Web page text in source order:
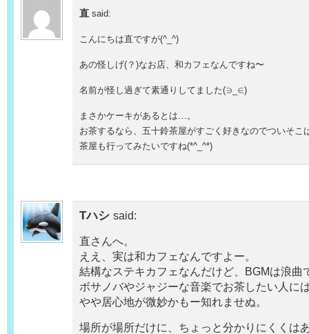
直 said:
こんにちは直ですが(^_^)
あの怪しげ(？)なお店、和カフェなんですね〜
名前が怪し過ぎて素通りしてました(∋_∈)
まさかケーキがあるとは…。
お茶するなら、五十鈴茶屋がすごく好きなのでついそこ
茶屋も行ってみたいですね(*^_^*)
Tハシ said:
直さんへ。
ええ、実は和カフェなんですよー。
結構なステキカフェなんだけど、BGMは浪曲
ボサノバやジャジーな音楽でお茶したい人に
やや居心地が微妙かもー知れませぬ。
場所が場所だけに、ちょっと分かりにくくは